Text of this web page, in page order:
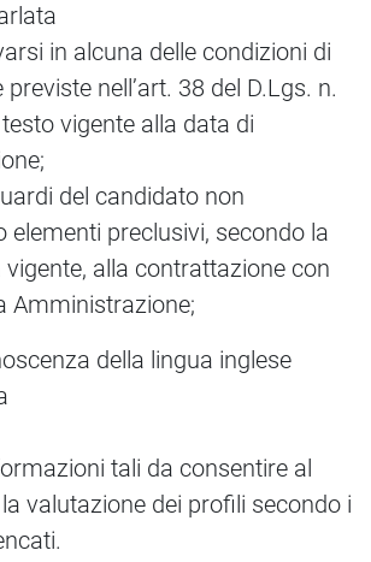
in alcuna delle condizioni di
nell’art. 38 del D.Lgs. n.
vigente alla data di
del candidato non
elementi preclusivi, secondo la
alla contrattazione con
Amministrazione;
della lingua inglese
tali da consentire al
la valutazione dei profili secondo i